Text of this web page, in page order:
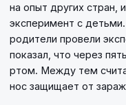
на опыт других стран,
эксперимент с
родители провели
показал, что через
ртом. Между тем
нос защищает от